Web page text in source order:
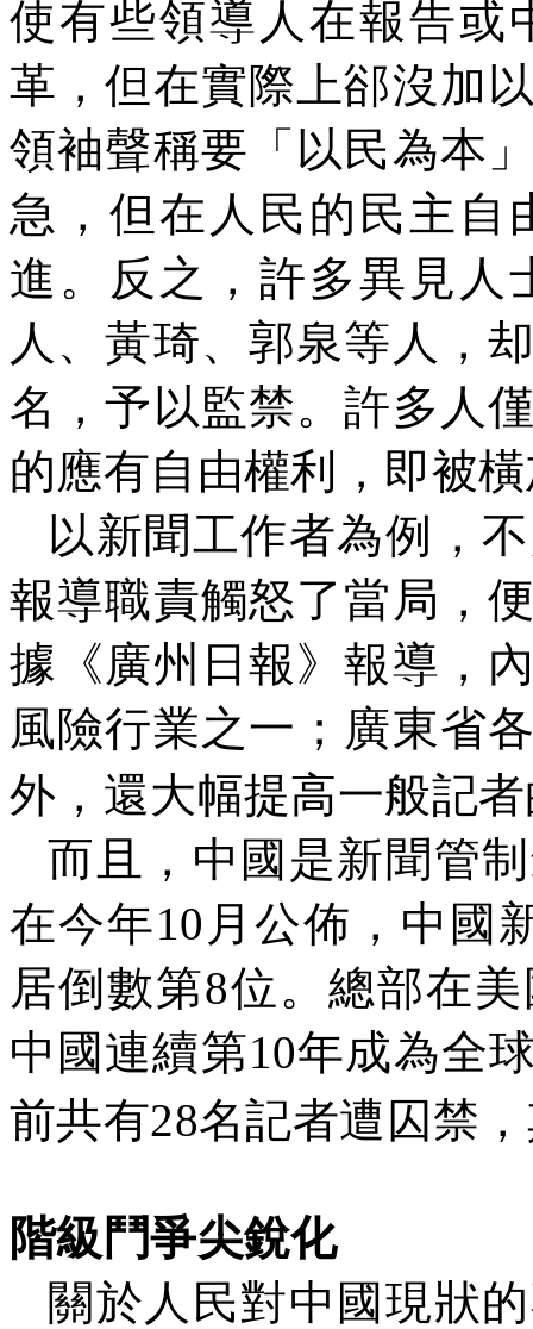
使有些領導人在報告或
革，但在實際上郤沒加
領袖聲稱要「以民為本
急，但在人民的民主自
進。反之，許多異見人
人、黃琦、郭泉等人，
名，予以監禁。許多人
的應有自由權利，即被
以新聞工作者為例，
報導職責觸怒了當局，
據《廣州日報》報導，
風險行業之一；廣東省
外，還大幅提高一般記
而且，中國是新聞管
在今年10 月公佈，中國
居倒數第8位。總部在
中國連續第10年成為全
前共有28名記者遭囚禁
階級鬥爭尖銳化
關於人民對中國現狀